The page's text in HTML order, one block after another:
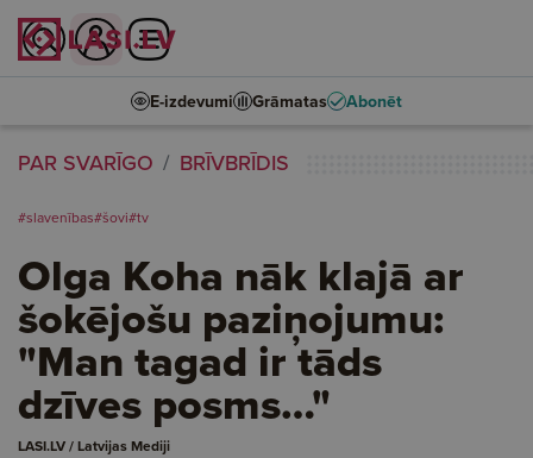
E-izdevumi Grāmatas Abonēt
PAR SVARĪGO BRĪVBRĪDIS
#slavenības#šovi#tv
Olga Koha nāk klajā ar
šokējošu paziņojumu:
"Man tagad ir tāds
dzīves posms…"
LASI.LV / Latvijas Mediji